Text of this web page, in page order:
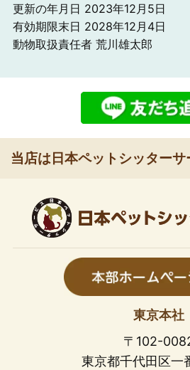
更新の年月日 2023年12月5日
有効期限末日 2028年12月4日
動物取扱責任者 荒川雄太郎
当店は日本ペットシッター
東京本社
〒102-
東京都千代田区一